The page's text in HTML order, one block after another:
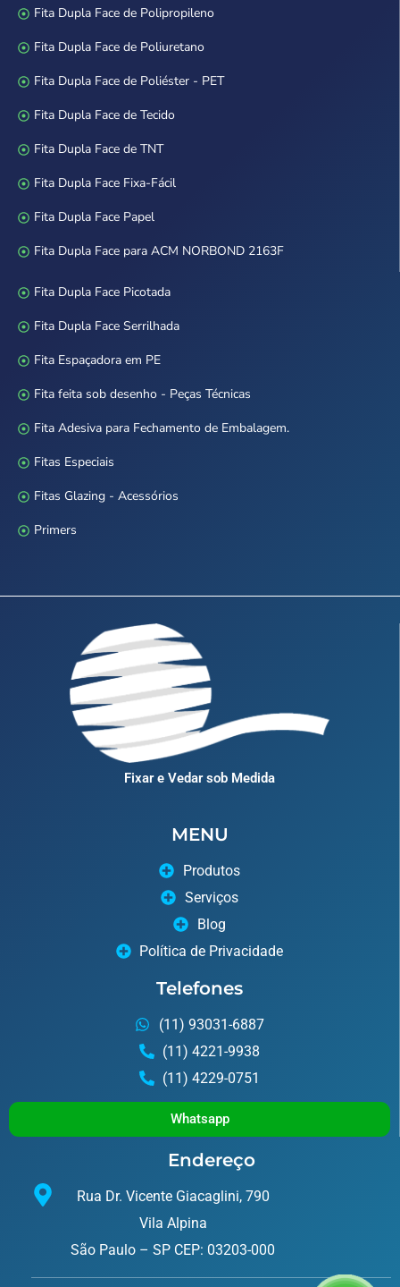
Fita Dupla Face de Polipropileno
Fita Dupla Face de Poliuretano
Fita Dupla Face de Poliéster - PET
Fita Dupla Face de Tecido
Fita Dupla Face de TNT
Fita Dupla Face Fixa-Fácil
Fita Dupla Face Papel
Fita Dupla Face para ACM NORBOND 2163F
Fita Dupla Face Picotada
Fita Dupla Face Serrilhada
Fita Espaçadora em PE
Fita feita sob desenho - Peças Técnicas
Fita Adesiva para Fechamento de Embalagem.
Fitas Especiais
Fitas Glazing - Acessórios
Primers
Fixar e Vedar sob Medida
MENU
Produtos
Serviços
Blog
Política de Privacidade
Telefones
(11) 93031-6887
(11) 4221-9938
(11) 4229-0751
Whatsapp
Endereço
Rua Dr. Vicente Giacaglini, 790
Vila Alpina
São Paulo – SP CEP: 03203-000